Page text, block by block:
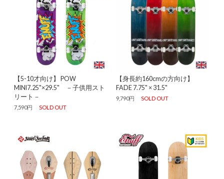
【5-10才向け】 POW
MINI7.25"×29.5" －子供用スト
リート－
7,590円 SOLD OUT
【身長約160cmの方向け】
FADE 7.75" × 31.5"
9,790円 SOLD OUT